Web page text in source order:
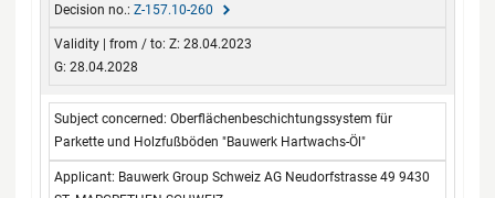
Z-157.10-260
Z: 28.04.2023
G: 28.04.2028
Oberflächenbeschichtungssystem für
Parkette und Holzfußböden "Bauwerk Hartwachs-Öl"
Bauwerk Group Schweiz AG Neudorfstrasse 49 9430